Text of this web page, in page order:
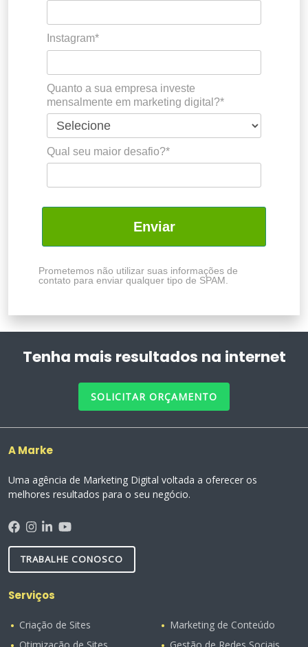
Instagram*
Quanto a sua empresa investe
mensalmente em marketing digital?*
Qual seu maior desafio?*
Enviar
Prometemos não utilizar suas informações de
contato para enviar qualquer tipo de SPAM.
Tenha mais resultados na internet
SOLICITAR ORÇAMENTO
A Marke
Uma agência de Marketing Digital voltada a oferecer os
melhores resultados para o seu negócio.
TRABALHE CONOSCO
Serviços
Criação de Sites
Marketing de Conteúdo